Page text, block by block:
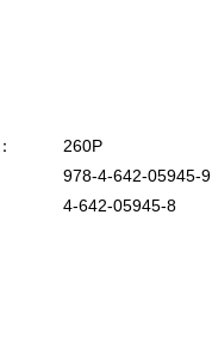
260P
978-4-642-05945-9
4-642-05945-8